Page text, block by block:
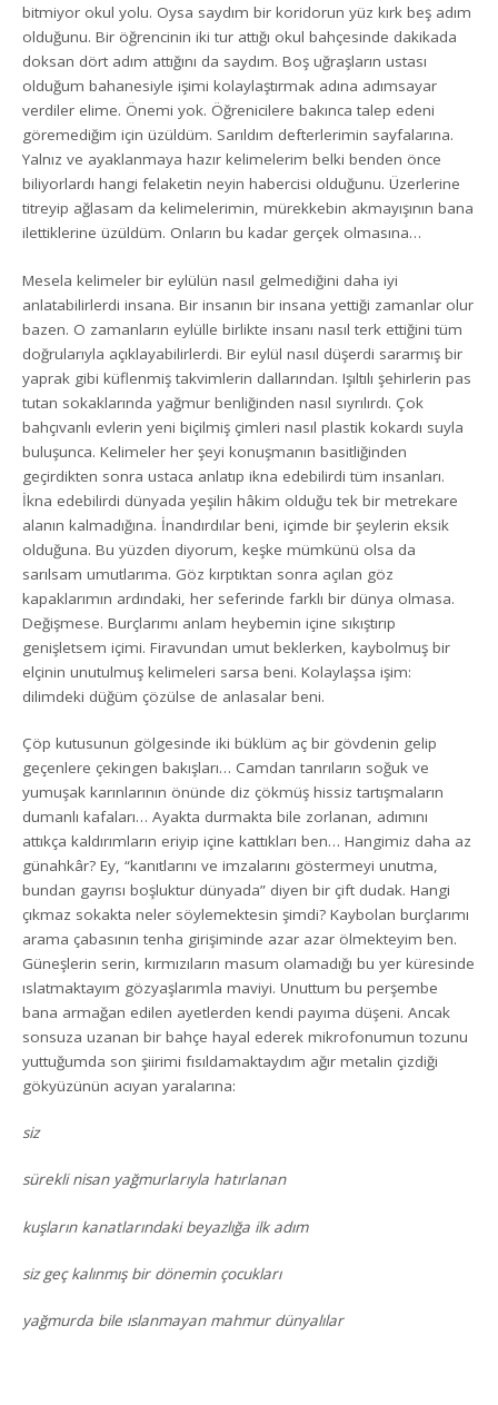
bitmiyor okul yolu. Oysa saydım bir koridorun yüz kırk beş adım
olduğunu. Bir öğrencinin iki tur attığı okul bahçesinde dakikada
doksan dört adım attığını da saydım. Boş uğraşların ustası
olduğum bahanesiyle işimi kolaylaştırmak adına adımsayar
verdiler elime. Önemi yok. Öğrenicilere bakınca talep edeni
göremediğim için üzüldüm. Sarıldım defterlerimin sayfalarına.
Yalnız ve ayaklanmaya hazır kelimelerim belki benden önce
biliyorlardı hangi felaketin neyin habercisi olduğunu. Üzerlerine
titreyip ağlasam da kelimelerimin, mürekkebin akmayışının bana
ilettiklerine üzüldüm. Onların bu kadar gerçek olmasına…
Mesela kelimeler bir eylülün nasıl gelmediğini daha iyi
anlatabilirlerdi insana. Bir insanın bir insana yettiği zamanlar olur
bazen. O zamanların eylülle birlikte insanı nasıl terk ettiğini tüm
doğrularıyla açıklayabilirlerdi. Bir eylül nasıl düşerdi sararmış bir
yaprak gibi küflenmiş takvimlerin dallarından. Işıltılı şehirlerin pas
tutan sokaklarında yağmur benliğinden nasıl sıyrılırdı. Çok
bahçıvanlı evlerin yeni biçilmiş çimleri nasıl plastik kokardı suyla
buluşunca. Kelimeler her şeyi konuşmanın basitliğinden
geçirdikten sonra ustaca anlatıp ikna edebilirdi tüm insanları.
İkna edebilirdi dünyada yeşilin hâkim olduğu tek bir metrekare
alanın kalmadığına. İnandırdılar beni, içimde bir şeylerin eksik
olduğuna. Bu yüzden diyorum, keşke mümkünü olsa da
sarılsam umutlarıma. Göz kırptıktan sonra açılan göz
kapaklarımın ardındaki, her seferinde farklı bir dünya olmasa.
Değişmese. Burçlarımı anlam heybemin içine sıkıştırıp
genişletsem içimi. Firavundan umut beklerken, kaybolmuş bir
elçinin unutulmuş kelimeleri sarsa beni. Kolaylaşsa işim:
dilimdeki düğüm çözülse de anlasalar beni.
Çöp kutusunun gölgesinde iki büklüm aç bir gövdenin gelip
geçenlere çekingen bakışları… Camdan tanrıların soğuk ve
yumuşak karınlarının önünde diz çökmüş hissiz tartışmaların
dumanlı kafaları… Ayakta durmakta bile zorlanan, adımını
attıkça kaldırımların eriyip içine kattıkları ben… Hangimiz daha az
günahkâr? Ey, “kanıtlarını ve imzalarını göstermeyi unutma,
bundan gayrısı boşluktur dünyada” diyen bir çift dudak. Hangi
çıkmaz sokakta neler söylemektesin şimdi? Kaybolan burçlarımı
arama çabasının tenha girişiminde azar azar ölmekteyim ben.
Güneşlerin serin, kırmızıların masum olamadığı bu yer küresinde
ıslatmaktayım gözyaşlarımla maviyi. Unuttum bu perşembe
bana armağan edilen ayetlerden kendi payıma düşeni. Ancak
sonsuza uzanan bir bahçe hayal ederek mikrofonumun tozunu
yuttuğumda son şiirimi fısıldamaktaydım ağır metalin çizdiği
gökyüzünün acıyan yaralarına:
siz
sürekli nisan yağmurlarıyla hatırlanan
kuşların kanatlarındaki beyazlığa ilk adım
siz geç kalınmış bir dönemin çocukları
yağmurda bile ıslanmayan mahmur dünyalılar